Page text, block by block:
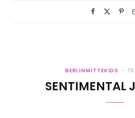
BERLINMITTEKIDS
SENTIMENTAL